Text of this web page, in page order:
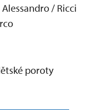
/ Ricci
ětské poroty